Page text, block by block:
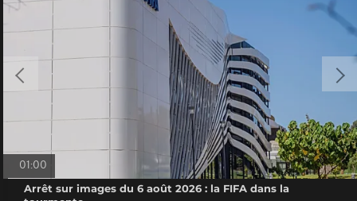
01:00
Arrêt sur images du 6 août 2026 : la FIFA dans la